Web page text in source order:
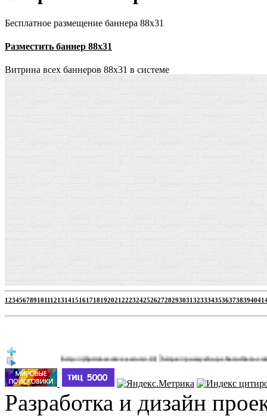
Бесплатное размещение баннера 88х31
Разместить баннер 88х31
Витрина всех баннеров 88x31 в системе
1234567891011121314151617181920212223242526272829303132333435363738394041
http://jbprimecurves.store/(3)|https://pussyshop.chaturbate.com/male-
Разработка и дизайн